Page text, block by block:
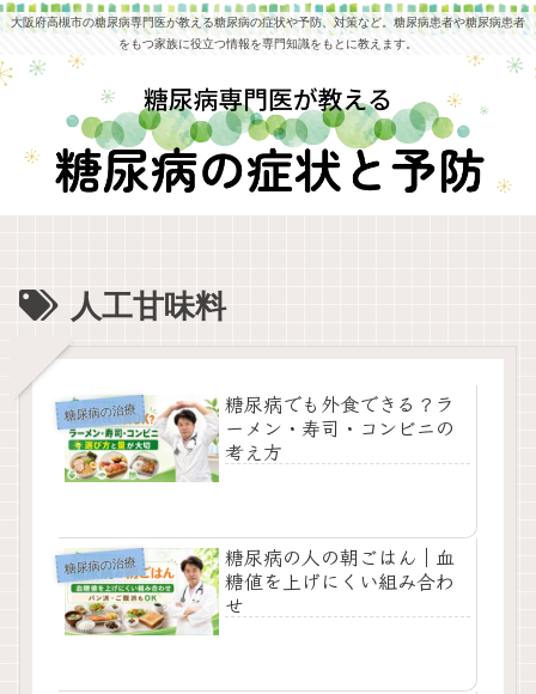
大阪府高槻市の糖尿病専門医が教える糖尿病の症状や予防、対策など。糖尿病患者や糖尿病患者
をもつ家族に役立つ情報を専門知識をもとに教えます。
人工甘味料
糖尿病の治療
糖尿病でも外食できる？ラ
ーメン・寿司・コンビニの
考え方
糖尿病の治療
糖尿病の人の朝ごはん｜血
糖値を上げにくい組み合わ
せ